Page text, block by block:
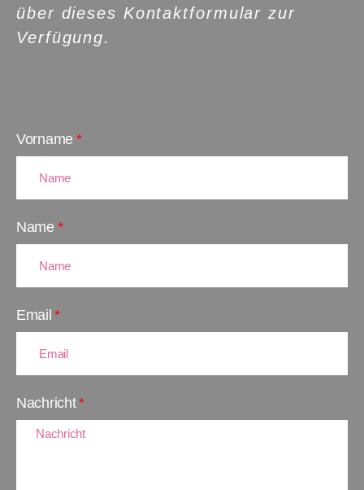
über dieses Kontaktformular zur
Verfügung.
Vorname
Name
Email
Nachricht